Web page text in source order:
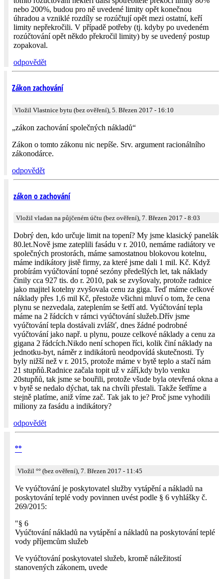
nebo 200%, budou pro ně uvedené limity opět konečnou
úhradou a vzniklé rozdíly se rozúčtují opět mezi ostatní, keří
limity nepřekročili. V případě potřeby (tj. kdyby po uvedeném
rozúčtování opět někdo překročil limity) by se uvedený postup
zopakoval.
odpovědět
Zákon zachování
Vložil Vlastnice bytu (bez ověření), 5. Březen 2017 - 16:10
„zákon zachování společných nákladů“
Zákon o tomto zákonu nic nepíše. Srv. argument racionálního
zákonodárce.
odpovědět
zákon o zachování
Vložil vladan na půjčeném účtu (bez ověření), 7. Březen 2017 - 8:03
Dobrý den, kdo určuje limit na topení? My jsme klasický panelák
80.let.Nově jsme zateplili fasádu v r. 2010, nemáme radiátory ve
společných prostorách, máme samostatnou blokovou kotelnu,
máme indikátory jistě firmy, za které jsme dali 1 mil. Kč. Když
probírám vyúčtování topné sezóny předešlých let, tak náklady
činily cca 927 tis. do r. 2010, pak se zvyšovaly, protože radnice
jako majitel kotelny zvyšovala cenu za giga. Teď máme celkové
náklady přes 1,6 mil Kč, přestože všichni mluví o tom, že cena
plynu se nezvedala, zateplením se šetří atd. Vyúčtování tepla
máme na 2 řádcích v rámci vyúčtování služeb.Dřív jsme
vyúčtování tepla dostávali zvlášť, dnes žádné podrobné
vyúčtování jako např. u plynu, pouze celkové náklady a cenu za
gigana 2 řádcích.Nikdo není schopen říci, kolik činí náklady na
jednotku-byt, náměr z indikátorů neodpovídá skutečnosti. Ty
byly nižší než v r. 2015, protože máme v bytě teplo a stačí nám
21 stupňů.Radnice začala topit už v září,kdy bylo venku
20stupňů, tak jsme se bouřili, protože všude byla otevřená okna a
v bytě se nedalo dýchat, tak na chvíli přestali. Takže šetříme a
stejně platíme, aniž víme zač. Tak jak to je? Proč jsme vyhodili
miliony za fasádu a indikátory?
odpovědět
°°
Vložil °° (bez ověření), 7. Březen 2017 - 11:45
Ve vyúčtování je poskytovatel služby vytápění a nákladů na
poskytování teplé vody povinnen uvést podle § 6 vyhlášky č.
269/2015:
"§ 6
Vyúčtování nákladů na vytápění a nákladů na poskytování teplé
vody příjemcům služeb
Ve vyúčtování poskytovatel služeb, kromě náležitostí
stanovených zákonem, uvede